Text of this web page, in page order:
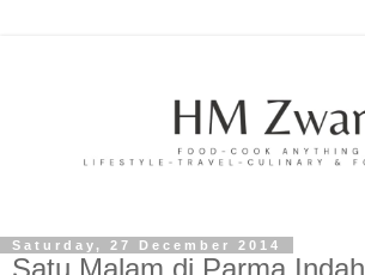
Saturday, 27 December 2014
Satu Malam di Parma Indah